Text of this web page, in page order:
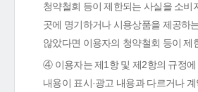
청약철회 등이 제한되는 사실을 소비
곳에 명기하거나 시용상품을 제공하
않았다면 이용자의 청약철회 등이 제
④ 이용자는 제1항 및 제2항의 규정에
내용이 표시·광고 내용과 다르거나